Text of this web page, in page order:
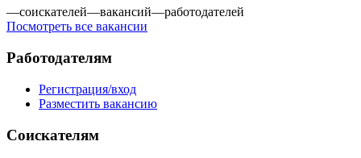
—соискателей—вакансий—работодателей
Посмотреть все вакансии
Работодателям
Регистрация/вход
Разместить вакансию
Соискателям